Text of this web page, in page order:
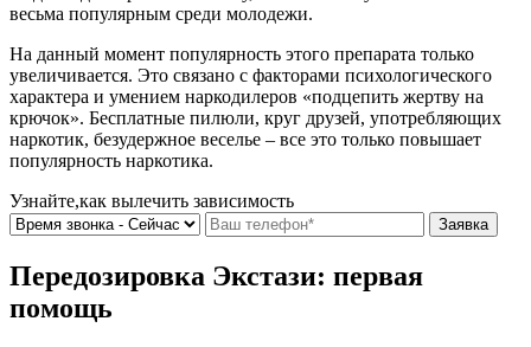
весьма популярным среди молодежи.
На данный момент популярность этого препарата только
увеличивается. Это связано с факторами психологического
характера и умением наркодилеров «подцепить жертву на
крючок». Бесплатные пилюли, круг друзей, употребляющих
наркотик, безудержное веселье – все это только повышает
популярность наркотика.
Узнайте,как вылечить зависимость
Передозировка Экстази: первая
помощь